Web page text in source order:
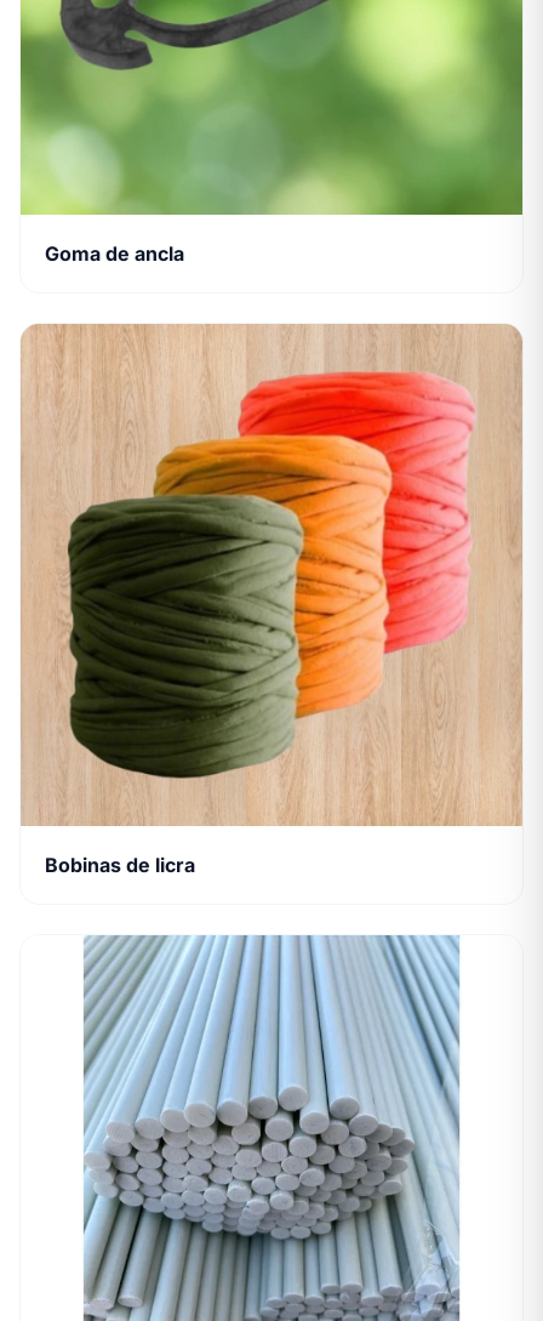
Goma de ancla
Bobinas de licra